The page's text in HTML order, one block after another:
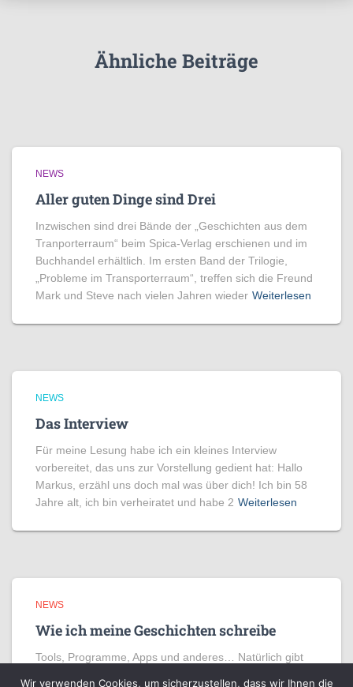
Ähnliche Beiträge
NEWS
Aller guten Dinge sind Drei
Inzwischen sind drei Bände der „Geschichten aus dem
Tranporterraum“ beim Spica-Verlag erschienen und im
Buchhandel erhältlich. Im ersten Band der Trilogie,
„Probleme im Transporterraum“, treffen sich die Freund
Mark und Steve nach vielen Jahren wieder Weiterlesen
NEWS
Das Interview
Für meine Lesung habe ich ein kleines Interview
vorbereitet, das uns zur Vorstellung gedient hat: Hallo
Markus, erzähl uns doch mal was über dich! Ich bin 58
Jahre alt, ich bin verheiratet und habe 2 Weiterlesen
NEWS
Wie ich meine Geschichten schreibe
Tools, Programme, Apps und anderes… Natürlich gibt
Wir verwenden Cookies, um sicherzustellen, dass wir Ihnen die